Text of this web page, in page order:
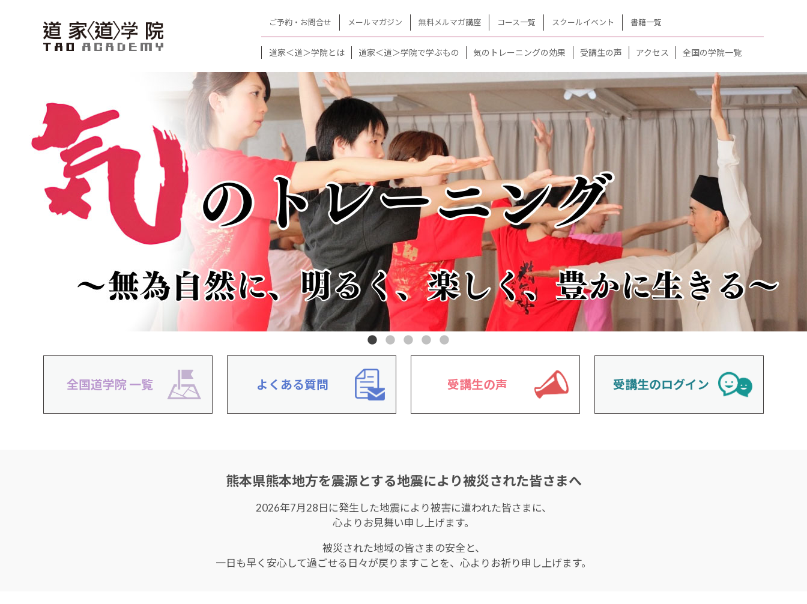
ご予約・お問合せ メールマガジン 無料メルマガ講座 コース一覧 スクールイベント 書籍一覧
道家＜道＞学院とは 道家＜道＞学院で学ぶもの 気のトレーニングの効果 受講生の声 アクセス 全国の学院一覧
全国道学院 一覧 よくある質問 受講生の声 受講生のログイン
熊本県熊本地方を震源とする地震により被災された皆さまへ
2026年7月28日に発生した地震により被害に遭われた皆さまに、
心よりお見舞い申し上げます。
被災された地域の皆さまの安全と、
一日も早く安心して過ごせる日々が戻りますことを、心よりお祈り申し上げます。